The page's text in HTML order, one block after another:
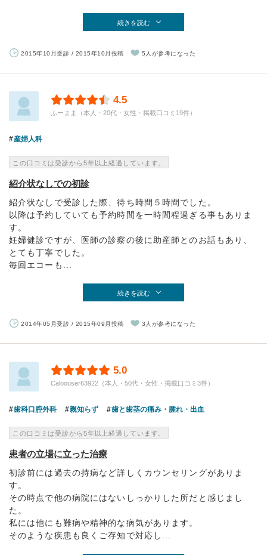
続きを読む
2015年10月受診 / 2015年10月投稿 5人が参考になった
4.5
ふーまま（本人・20代・女性・掲載口コミ19件）
産婦人科
この口コミは受診から5年以上経過しています。
紹介状なしでの初診
紹介状なしで受診した際、待ち時間５時間でした。
以降は予約していても予約時間を一時間程過ぎる事もありま
す。
妊婦健診ですが、医師の診察の後に助産師とのお話もあり、
とても丁寧でした。
毎回エコーも...
続きを読む
2014年05月受診 / 2015年09月投稿 3人が参考になった
5.0
Caloouser63922（本人・50代・女性・掲載口コミ3件）
歯科口腔外科 親知らず 歯と歯茎の痛み・腫れ・出血
この口コミは受診から5年以上経過しています。
患者の立場に立った治療
初診前には過去の持病など詳しくカウンセリングがありま
す。
その時点で他の病院にはないしっかりした所だと感じまし
た。
私には他にも難病や精神的な病気があります。
そのような疾患も良くご存知で対応し...